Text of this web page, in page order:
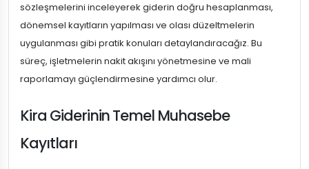
sözleşmelerini inceleyerek giderin doğru hesaplanması,
dönemsel kayıtların yapılması ve olası düzeltmelerin
uygulanması gibi pratik konuları detaylandıracağız. Bu
süreç, işletmelerin nakit akışını yönetmesine ve mali
raporlamayı güçlendirmesine yardımcı olur.
Kira Giderinin Temel Muhasebe
Kayıtları